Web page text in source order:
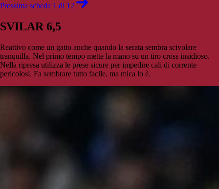
Prossima scheda 1 di 12
SVILAR 6,5
Reattivo come un gatto anche quando la serata sembra scivolare
tranquilla. Nel primo tempo mette la mano su un tiro cross insidioso.
Nella ripresa utilizza le prese sicure per impedire cali di corrente
pericolosi. Fa sembrare tutto facile, ma mica lo è.